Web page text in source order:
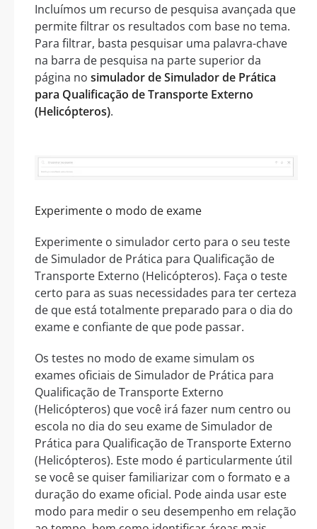
Incluímos um recurso de pesquisa avançada que
permite filtrar os resultados com base no tema.
Para filtrar, basta pesquisar uma palavra-chave
na barra de pesquisa na parte superior da
página no simulador de Simulador de Prática
para Qualificação de Transporte Externo
(Helicópteros).
Experimente o modo de exame
Experimente o simulador certo para o seu teste
de Simulador de Prática para Qualificação de
Transporte Externo (Helicópteros). Faça o teste
certo para as suas necessidades para ter certeza
de que está totalmente preparado para o dia do
exame e confiante de que pode passar.
Os testes no modo de exame simulam os
exames oficiais de Simulador de Prática para
Qualificação de Transporte Externo
(Helicópteros) que você irá fazer num centro ou
escola no dia do seu exame de Simulador de
Prática para Qualificação de Transporte Externo
(Helicópteros). Este modo é particularmente útil
se você se quiser familiarizar com o formato e a
duração do exame oficial. Pode ainda usar este
modo para medir o seu desempenho em relação